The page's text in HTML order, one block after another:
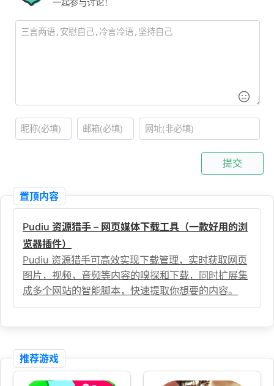
一起参与讨论！
提交
置顶内容
Pudiu 资源猎手 – 网页媒体下载工具（一款好用的浏
览器插件）
Pudiu 资源猎手可高效实现下载管理，实时获取网页
图片，视频，音频等内容的嗅探和下载，同时扩展集
成多个网站的智能脚本，快速提取你想要的内容。
推荐游戏